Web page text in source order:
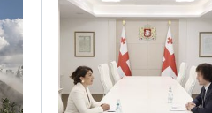
გადახედვა